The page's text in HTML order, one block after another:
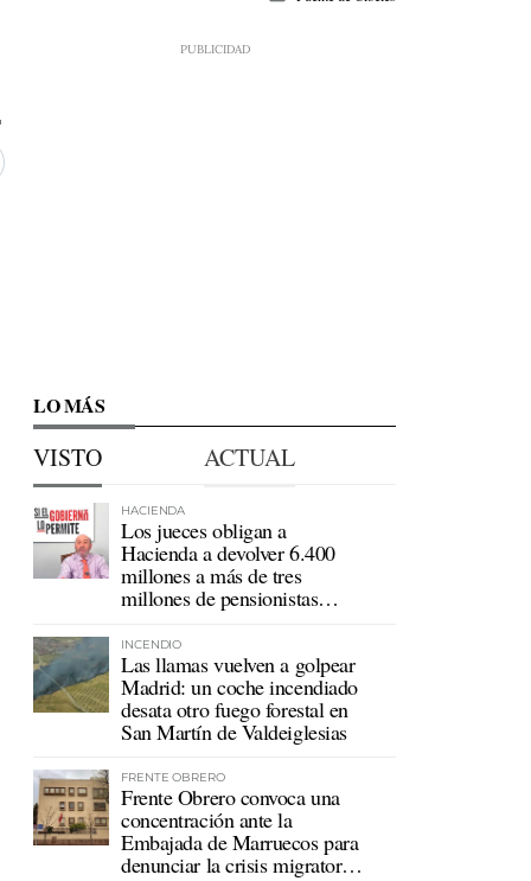
LO MÁS
VISTO ACTUAL
HACIENDA
Los jueces obligan a
Hacienda a devolver 6.400
millones a más de tres
millones de pensionistas
INCENDIO
Las llamas vuelven a golpear
Madrid: un coche incendiado
desata otro fuego forestal en
San Martín de Valdeiglesias
FRENTE OBRERO
Frente Obrero convoca una
concentración ante la
Embajada de Marruecos para
denunciar la crisis migratoria